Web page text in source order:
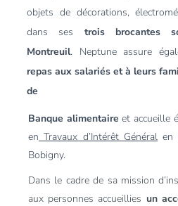
objets de décorations,
dans ses trois brocantes
Montreuil. Neptune assure
repas aux salariés et à leurs
de
Banque alimentaire et accueille
en Travaux d’Intérêt Général en
Bobigny.
Dans le cadre de sa mission
aux personnes accueillies un